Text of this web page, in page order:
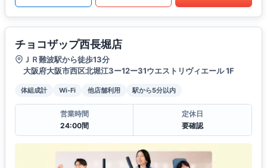
チョコザップ西長堀店
ＪＲ難波駅から徒歩13分
大阪府大阪市西区北堀江3ー12ー31ウエストリヴィエール 1F
体組成計 Wi-Fi 他店舗利用 駅から5分以内
営業時間
24:00間
定休日
要確認